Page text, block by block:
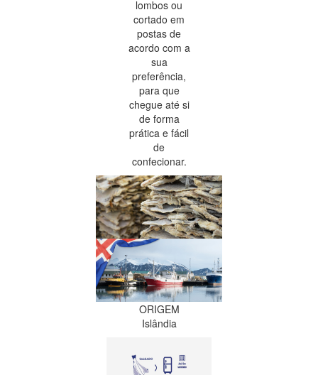
lombos ou
cortado em
postas de
acordo com a
sua
preferência,
para que
chegue até si
de forma
prática e fácil
de
confecionar.
ORIGEM
Islândia